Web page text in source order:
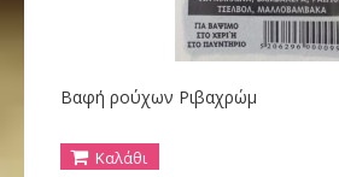
Βαφή ρούχων Ριβαχρώμ
Καλάθι